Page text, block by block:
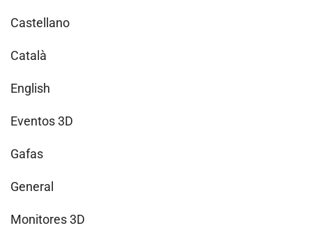
Castellano
Català
English
Eventos 3D
Gafas
General
Monitores 3D